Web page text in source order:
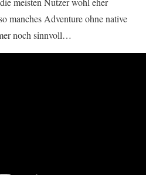
manches Adventure ohne native
noch sinnvoll…